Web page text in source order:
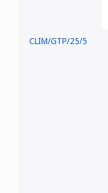
CLIM/GTP/25/5